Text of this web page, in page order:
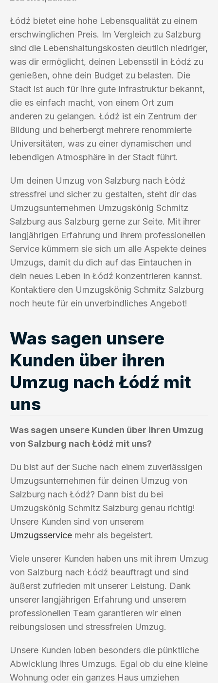
Łódź bietet eine hohe Lebensqualität zu einem
erschwinglichen Preis. Im Vergleich zu Salzburg
sind die Lebenshaltungskosten deutlich niedriger,
was dir ermöglicht, deinen Lebensstil in Łódź zu
genießen, ohne dein Budget zu belasten. Die
Stadt ist auch für ihre gute Infrastruktur bekannt,
die es einfach macht, von einem Ort zum
anderen zu gelangen. Łódź ist ein Zentrum der
Bildung und beherbergt mehrere renommierte
Universitäten, was zu einer dynamischen und
lebendigen Atmosphäre in der Stadt führt.
Um deinen Umzug von Salzburg nach Łódź
stressfrei und sicher zu gestalten, steht dir das
Umzugsunternehmen Umzugskönig Schmitz
Salzburg aus Salzburg gerne zur Seite. Mit ihrer
langjährigen Erfahrung und ihrem professionellen
Service kümmern sie sich um alle Aspekte deines
Umzugs, damit du dich auf das Eintauchen in
dein neues Leben in Łódź konzentrieren kannst.
Kontaktiere den Umzugskönig Schmitz Salzburg
noch heute für ein unverbindliches Angebot!
Was sagen unsere
Kunden über ihren
Umzug nach Łódź mit
uns
Was sagen unsere Kunden über ihren Umzug
von Salzburg nach Łódź mit uns?
Du bist auf der Suche nach einem zuverlässigen
Umzugsunternehmen für deinen Umzug von
Salzburg nach Łódź? Dann bist du bei
Umzugskönig Schmitz Salzburg genau richtig!
Unsere Kunden sind von unserem
Umzugsservice mehr als begeistert.
Viele unserer Kunden haben uns mit ihrem Umzug
von Salzburg nach Łódź beauftragt und sind
äußerst zufrieden mit unserer Leistung. Dank
unserer langjährigen Erfahrung und unserem
professionellen Team garantieren wir einen
reibungslosen und stressfreien Umzug.
Unsere Kunden loben besonders die pünktliche
Abwicklung ihres Umzugs. Egal ob du eine kleine
Wohnung oder ein ganzes Haus umziehen